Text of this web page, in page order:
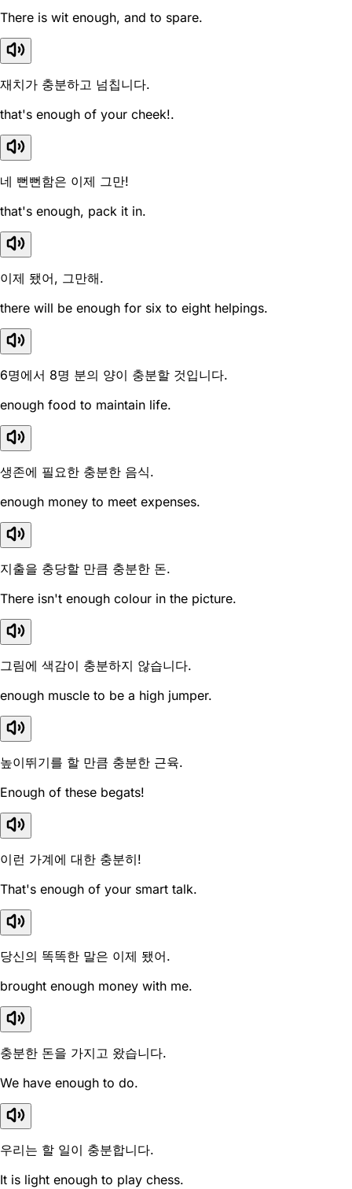
There is wit enough, and to spare.
재치가 충분하고 넘칩니다.
that's enough of your cheek!.
네 뻔뻔함은 이제 그만!
that's enough, pack it in.
이제 됐어, 그만해.
there will be enough for six to eight helpings.
6명에서 8명 분의 양이 충분할 것입니다.
enough food to maintain life.
생존에 필요한 충분한 음식.
enough money to meet expenses.
지출을 충당할 만큼 충분한 돈.
There isn't enough colour in the picture.
그림에 색감이 충분하지 않습니다.
enough muscle to be a high jumper.
높이뛰기를 할 만큼 충분한 근육.
Enough of these begats!
이런 가계에 대한 충분히!
That's enough of your smart talk.
당신의 똑똑한 말은 이제 됐어.
brought enough money with me.
충분한 돈을 가지고 왔습니다.
We have enough to do.
우리는 할 일이 충분합니다.
It is light enough to play chess.